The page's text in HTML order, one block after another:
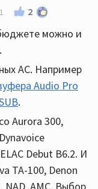
2
можно и
АС. Например
Audio Pro
.
Aurora 300,
Debut B6.2. И
TA-100, Denon